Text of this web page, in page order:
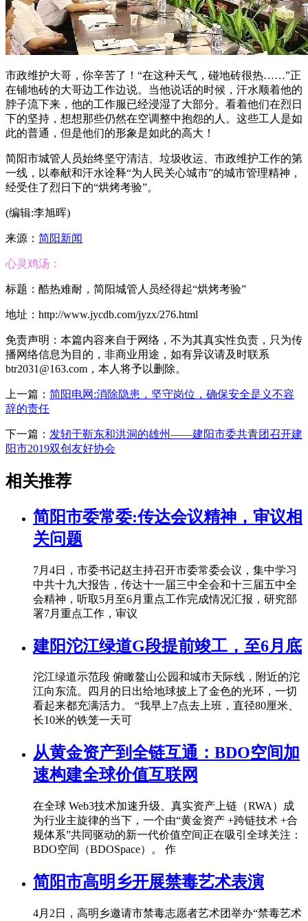
市政维护大哥，你辛苦了！“在这种天气，碰地砖很热……”正
在铺地砖的大哥边工作边说。当他说话的时候，汗水顺着他的
脖子流下来，他的工作服已经浸湿了大部分。看着他们在烈日
下的坚持，想想那些仍然在空调整中抱怨的人。这些工人是如
此的普通，但是他们的形象是如此的高大！
简阳市城管人员始终坚守清洁、垃圾收运、市政维护工作的第
一线，以奉献和汗水诠释“为人民关心城市”的城市管理精神，
经受住了烈日下的“烘烤考验”。
(编辑:李旭晖)
来源： 简阳新闻
心灵鸡汤：
标题：酷热难耐，简阳城管人员经得起“烘烤考验”
地址：http://www.jycdb.com/jyzx/276.html
免责声明：本篇内容来自于网络，不为其真实性负责，只为传
播网络信息为目的，非商业用途，如有异议请及时联系
btr2031@163.com，本人将予以删除。
上一篇： 简阳电网:消除隐患，坚守岗位，确保安全是义不容
辞的责任
下一篇： 发轫于靳东和洪洞的雄州——建阳市委共青团召开建
阳市2019双创友好协会
相关推荐
简阳市委常委:传达会议精神，审议相
关问题
7月4日，市委书记赵主持召开市委常委会议，集中学习
中共十九大报告，传达十一届三中全会和十三届五中全
会精神，听取5月至6月重点工作完成情况汇报，研究部
署7月重点工作，审议
建阳沱江绿道G段提前竣工，至6月底
沱江绿道示范段 俯瞰鳌山公园和城市天际线，附近的沱
江向东流。四月的日出给地球披上了金色的光环，一切
看起来都充满活力。 “我早上7点去上班，直径80厘米、
长10米的铁笼一天可
从黄金资产到全链互通：BDO空间加
速构建全球价值互联网
在全球 Web3技术加速升级、真实资产上链（RWA）成
为行业主旋律的当下，一个由“黄金资产 +跨链技术 +合
规体系”共同驱动的新一代价值空间正在吸引全球关注：
BDO空间（BDOSpace）。 作
简阳市高明乡开展禁毒艺术表演
4月2日，高明乡邀请市禁毒志愿者艺术团举办“禁毒艺术